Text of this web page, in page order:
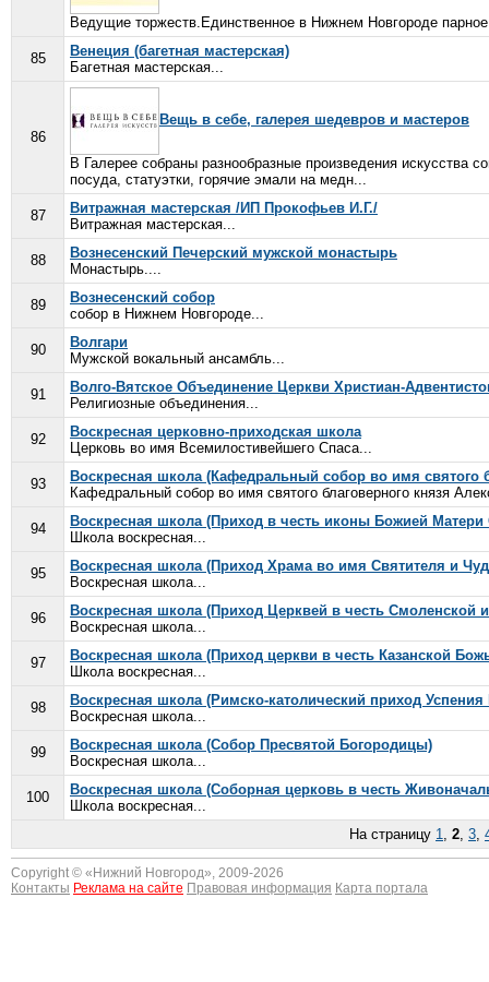
Ведущие торжеств.Единственное в Нижнем Новгороде
85
Венеция (багетная мастерская)
Багетная мастерская...
86
Вещь в себе, галерея шедевров и мастеров
В Галерее собраны разнообразные произведения искусства
посуда, статуэтки, горячие эмали на медн...
87
Витражная мастерская /ИП Прокофьев И.Г./
Витражная мастерская...
88
Вознесенский Печерский мужской монастырь
Монастырь....
89
Вознесенский собор
собор в Нижнем Новгороде...
90
Волгари
Мужской вокальный ансамбль...
91
Волго-Вятское Объединение Церкви Христиан-
Религиозные объединения...
92
Воскресная церковно-приходская школа
Церковь во имя Всемилостивейшего Спаса...
93
Воскресная школа (Кафедральный собор во имя святого
Кафедральный собор во имя святого благоверного князя
94
Воскресная школа (Приход в честь иконы Божией
Школа воскресная...
95
Воскресная школа (Приход Храма во имя Святителя и
Воскресная школа...
96
Воскресная школа (Приход Церквей в честь Смоленской
Воскресная школа...
97
Воскресная школа (Приход церкви в честь Казанской
Школа воскресная...
98
Воскресная школа (Римско-католический приход
Воскресная школа...
99
Воскресная школа (Собор Пресвятой Богородицы)
Воскресная школа...
100
Воскресная школа (Соборная церковь в честь
Школа воскресная...
На страницу 1, 2, 3,
Copyright © « Нижний Новгород», 2009-2026
Контакты Реклама на сайте Правовая информация Карта портала